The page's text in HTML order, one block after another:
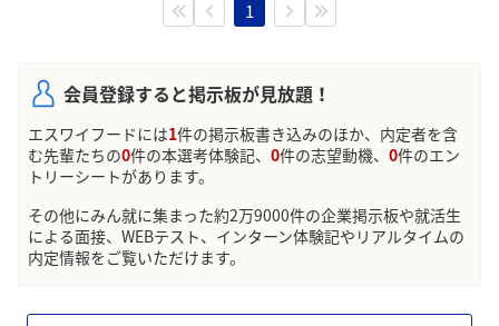
1
会員登録すると掲示板が見放題！
エスワイフードには1件の掲示板書き込みのほか、内定者を含
む先輩たちの0件の本選考体験記、 0件の志望動機、 0件のエン
トリーシートがあります。
その他にみん就に集まった約2万9000件の企業掲示板や就活生
による面接、WEBテスト、インターン体験記やリアルタイムの
内定情報をご覧いただけます。